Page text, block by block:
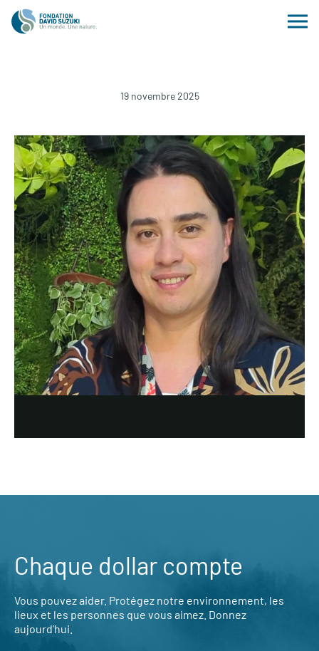
19 novembre 2025
Chaque dollar compte
Vous pouvez aider. Protégez notre environnement, les
lieux et les personnes que vous aimez. Donnez
aujourd’hui.